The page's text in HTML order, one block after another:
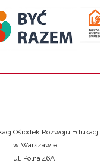
Ośrodek Rozwoju Edukacji
w Warszawie
ul. Polna 46A